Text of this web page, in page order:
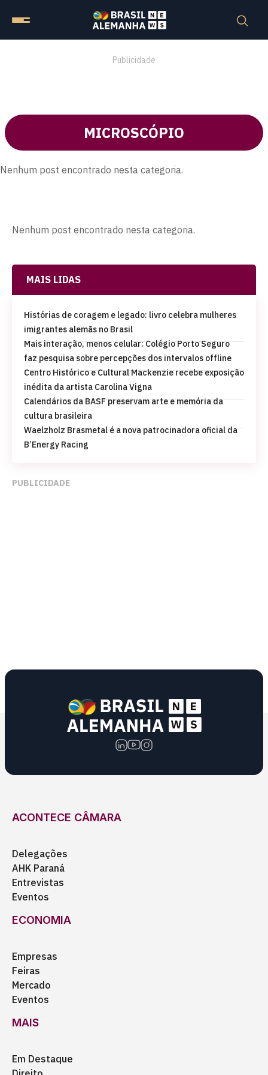
Publicidade
MICROSCÓPIO
Nenhum post encontrado nesta categoria.
Nenhum post encontrado nesta categoria.
MAIS LIDAS
Histórias de coragem e legado: livro celebra mulheres
imigrantes alemãs no Brasil
Mais interação, menos celular: Colégio Porto Seguro
faz pesquisa sobre percepções dos intervalos offline
Centro Histórico e Cultural Mackenzie recebe exposição
inédita da artista Carolina Vigna
Calendários da BASF preservam arte e memória da
cultura brasileira
Waelzholz Brasmetal é a nova patrocinadora oficial da
B’Energy Racing
PUBLICIDADE
ACONTECE CÂMARA
Delegações
AHK Paraná
Entrevistas
Eventos
ECONOMIA
Empresas
Feiras
Mercado
Eventos
MAIS
Em Destaque